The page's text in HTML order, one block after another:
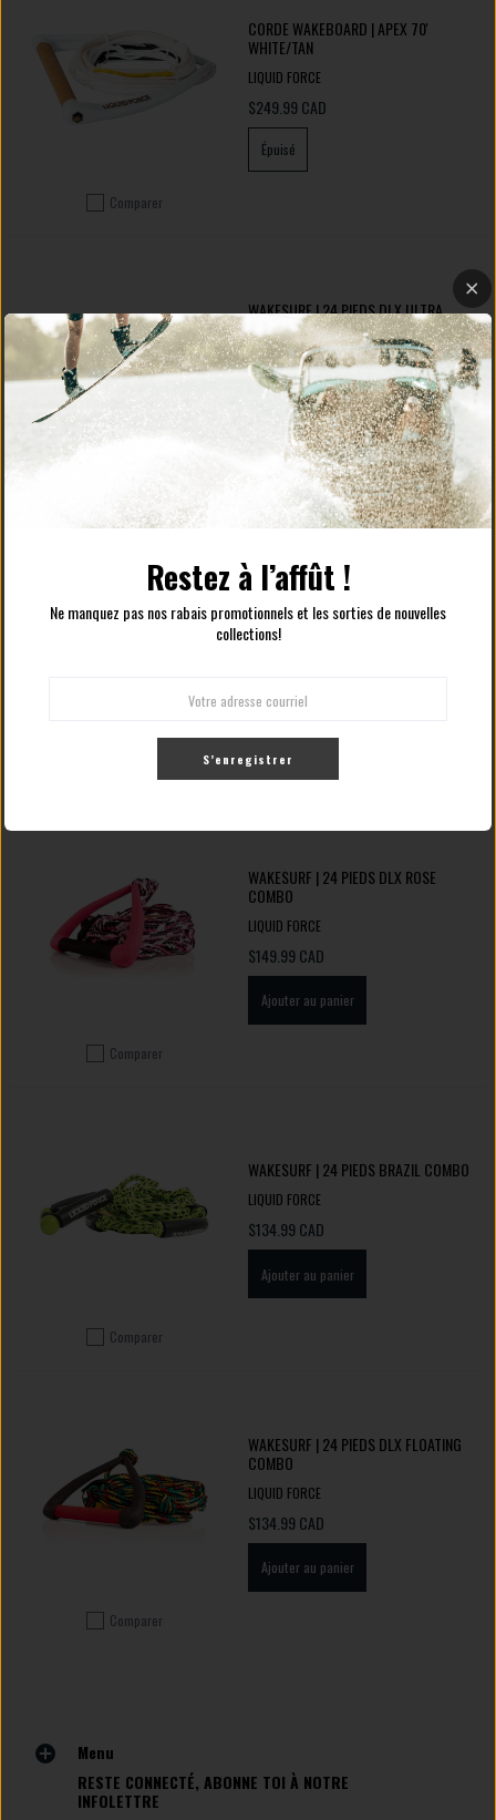
Ajouter pour comparer
Comparer
CORDE WAKEBOARD | APEX 70'
WHITE/TAN
LIQUID FORCE
$249.99 CAD
Épuisé
WAKESURF | 24 PIEDS DLX ULTRA
SUEDE COMBO
LIQUID FORCE
$159.99 CAD
Ajouter au panier
Ajouter pour comparer
WAKESURF | 24 PIEDS DLX SANGUINE
COMBO
LIQUID FORCE
Ajouter pour comparer
Comparer
WAKESURF | 24 PIEDS DLX ROSE
COMBO
LIQUID FORCE
$149.99 CAD
Ajouter au panier
Ajouter pour comparer
Comparer
WAKESURF | 24 PIEDS BRAZIL COMBO
LIQUID FORCE
$134.99 CAD
Ajouter au panier
Ajouter pour comparer
Comparer
WAKESURF | 24 PIEDS DLX FLOATING
COMBO
LIQUID FORCE
$134.99 CAD
Ajouter au panier
Menu
RESTE CONNECTÉ, ABONNE TOI À NOTRE
INFOLETTRE
Restez à l’affût !
Ne manquez pas nos rabais promotionnels et les sorties de nouvelles
collections!
S’enregistrer